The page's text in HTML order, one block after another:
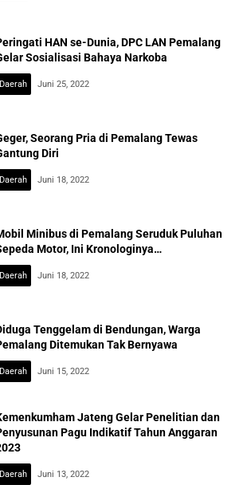
HAN se-Dunia, DPC LAN Pemalang
Sosialisasi Bahaya Narkoba
Daerah Juni 25, 2022
Seorang Pria di Pemalang Tewas
Diri
Daerah Juni 18, 2022
Minibus di Pemalang Seruduk Puluhan
Motor, Ini Kronologinya…
Daerah Juni 18, 2022
Tenggelam di Bendungan, Warga
Ditemukan Tak Bernyawa
Daerah Juni 15, 2022
Jateng Gelar Penelitian dan
Pagu Indikatif Tahun Anggaran
Daerah Juni 13, 2022